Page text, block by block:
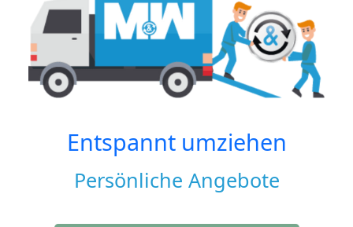
Entspannt umziehen
Persönliche Angebote